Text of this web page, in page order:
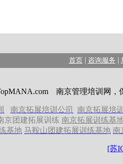
首页 | 咨询服务 |
南京管理培训网，
南京拓展培训公司 南京拓展培
京团建拓展训练 南京拓展训练基
基地 马鞍山团建拓展训练基地 南
[苏